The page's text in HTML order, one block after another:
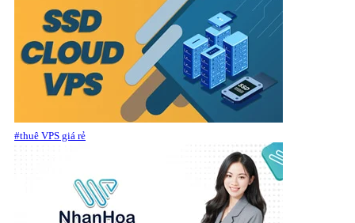
#thuê VPS giá rẻ